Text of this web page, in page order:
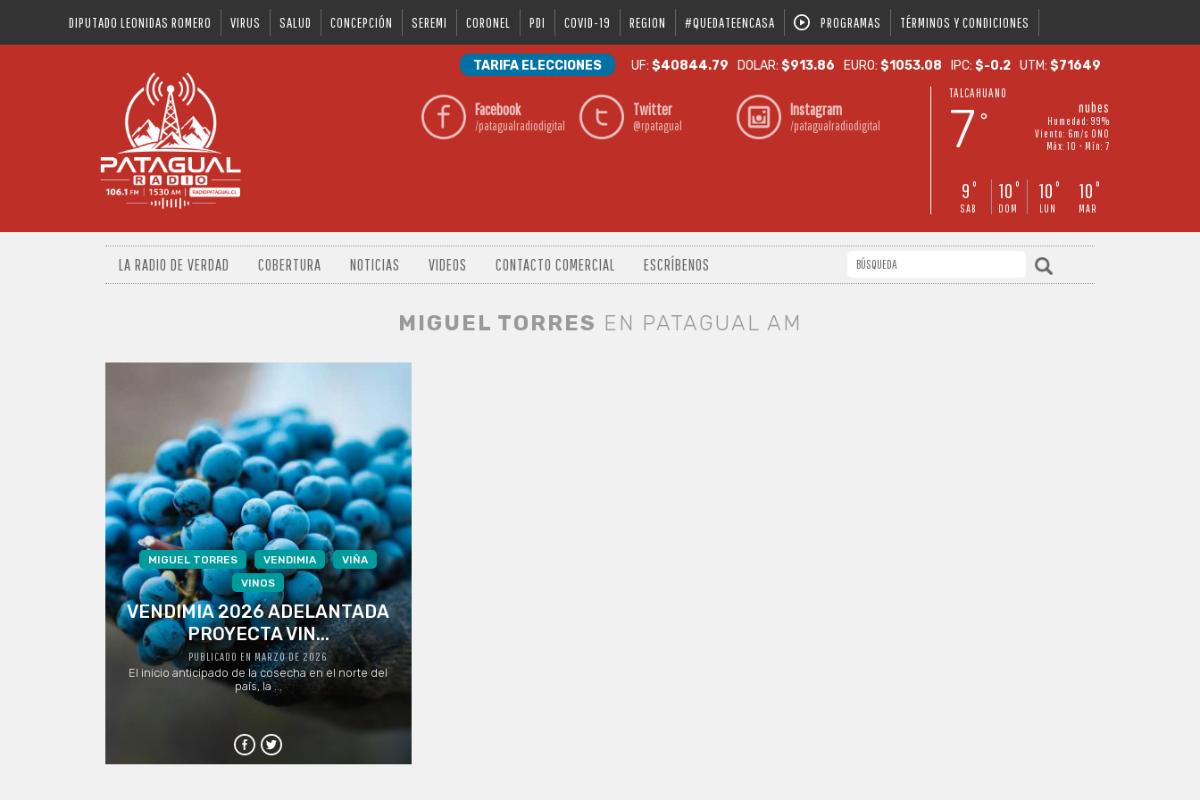
DIPUTADO LEONIDAS ROMERO VIRUS SALUD CONCEPCIÓN SEREMI CORONEL PDI COVID-19 REGION #QUEDATEENCASA PROGRAMAS TÉRMINOS Y CONDICIONES
TARIFA ELECCIONES UF:$40844.79 DOLAR:$913.86 EURO:$1053.08 IPC:$-0.2 UTM:$71649
Facebook
/patagualradiodigital
Twitter
@rpatagual
Instagram
/patagualradiodigital
TALCAHUANO
7 °
nubes
Humedad: 99%
Viento: 6m/s ONO
Máx: 10 • Mín: 7
9 °
SAB
10 °
DOM
10 °
LUN
10 °
MAR
LA RADIO DE VERDAD COBERTURA NOTICIAS VIDEOS CONTACTO COMERCIAL ESCRÍBENOS
MIGUEL TORRES EN PATAGUAL AM
MIGUEL TORRES VENDIMIA
VIÑA
VINOS
VENDIMIA 2026 ADELANTADA
PROYECTA VIN...
PUBLICADO EN MARZO DE 2026
El inicio anticipado de la cosecha en el norte del
país, la ...